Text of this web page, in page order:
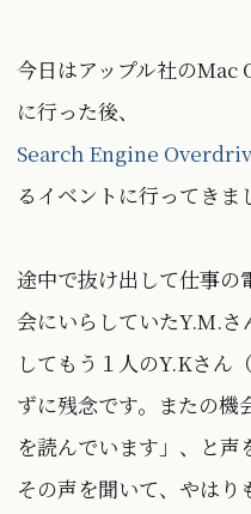
今日はアップル社のMac
に行った後、
Search Engine
るイベントに行ってきま
途中で抜け出して仕事の
会にいらしていたY.M.
してもう１人のY.Kさん
ずに残念です。またの
を読んでいます」、と声
その声を聞いて、やはり